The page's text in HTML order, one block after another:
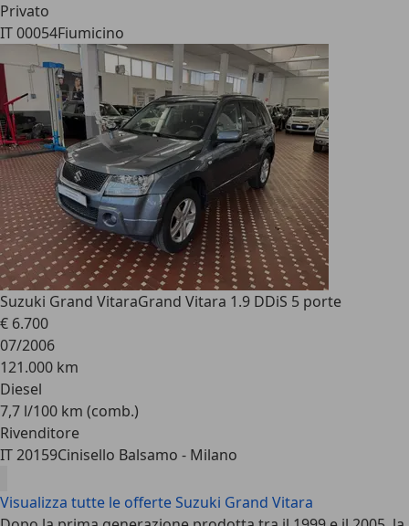
Privato
IT 00054Fiumicino
Suzuki Grand VitaraGrand Vitara 1.9 DDiS 5 porte
€ 6.700
07/2006
121.000 km
Diesel
7,7 l/100 km (comb.)
Rivenditore
IT 20159Cinisello Balsamo - Milano
Visualizza tutte le offerte Suzuki Grand Vitara